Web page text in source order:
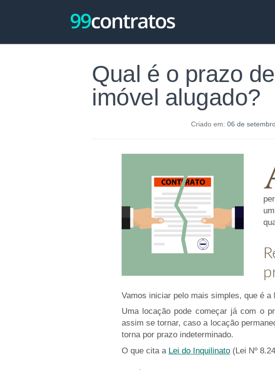
Qual é o prazo
imóvel alugado?
Criado em: 06 de
Vamos iniciar pelo mais simples, que é
Uma locação pode começar já com o
assim se tornar, caso a locação
torna por prazo indeterminado.
O que cita a Lei do Inquilinato(Lei Nº